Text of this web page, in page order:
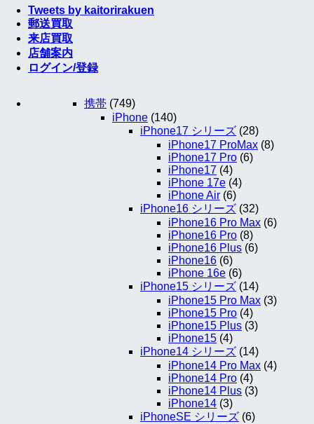
Tweets by kaitorirakuen
郵送買取
来店買取
店舗案内
ログイン/登録
携帯 (749)
iPhone (140)
iPhone17 シリーズ (28)
iPhone17 ProMax (8)
iPhone17 Pro (6)
iPhone17 (4)
iPhone 17e (4)
iPhone Air (6)
iPhone16 シリーズ (32)
iPhone16 Pro Max (6)
iPhone16 Pro (8)
iPhone16 Plus (6)
iPhone16 (6)
iPhone 16e (6)
iPhone15 シリーズ (14)
iPhone15 Pro Max (3)
iPhone15 Pro (4)
iPhone15 Plus (3)
iPhone15 (4)
iPhone14 シリーズ (14)
iPhone14 Pro Max (4)
iPhone14 Pro (4)
iPhone14 Plus (3)
iPhone14 (3)
iPhoneSE シリーズ (6)